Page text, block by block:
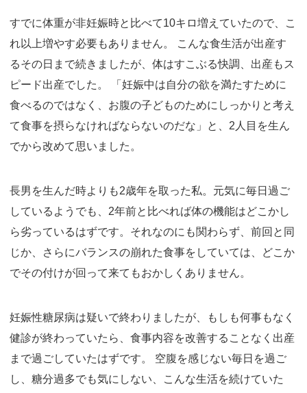
すでに体重が非妊娠時と比べて10キロ増えていたので、こ
れ以上増やす必要もありません。 こんな食生活が出産す
るその日まで続きましたが、体はすこぶる快調、出産もス
ピード出産でした。 「妊娠中は自分の欲を満たすために
食べるのではなく、お腹の子どものためにしっかりと考え
て食事を摂らなければならないのだな」と、2人目を生ん
でから改めて思いました。
長男を生んだ時よりも2歳年を取った私。元気に毎日過ご
しているようでも、2年前と比べれば体の機能はどこかし
ら劣っているはずです。それなのにも関わらず、前回と同
じか、さらにバランスの崩れた食事をしていては、どこか
でその付けが回って来てもおかしくありません。
妊娠性糖尿病は疑いで終わりましたが、もしも何事もなく
健診が終わっていたら、食事内容を改善することなく出産
まで過ごしていたはずです。 空腹を感じない毎日を過ご
し、糖分過多でも気にしない、こんな生活を続けていた